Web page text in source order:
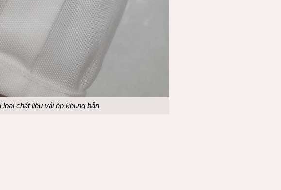
loại chất liệu vải ép khung bản